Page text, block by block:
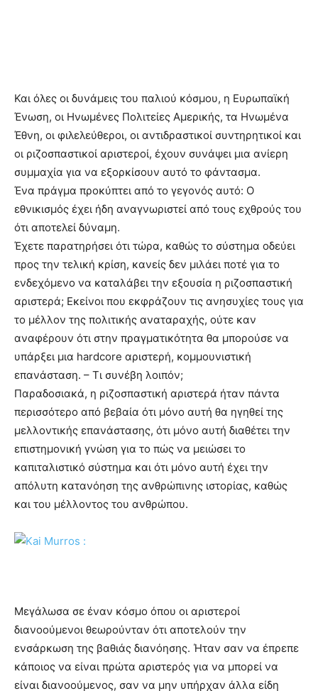
Και όλες οι δυνάμεις του παλιού κόσμου, η Ευρωπαϊκή
Ένωση, οι Ηνωμένες Πολιτείες Αμερικής, τα Ηνωμένα
Έθνη, οι φιλελεύθεροι, οι αντιδραστικοί συντηρητικοί και
οι ριζοσπαστικοί αριστεροί, έχουν συνάψει μια ανίερη
συμμαχία για να εξορκίσουν αυτό το φάντασμα.
Ένα πράγμα προκύπτει από το γεγονός αυτό: Ο
εθνικισμός έχει ήδη αναγνωριστεί από τους εχθρούς του
ότι αποτελεί δύναμη.
Έχετε παρατηρήσει ότι τώρα, καθώς το σύστημα οδεύει
προς την τελική κρίση, κανείς δεν μιλάει ποτέ για το
ενδεχόμενο να καταλάβει την εξουσία η ριζοσπαστική
αριστερά; Εκείνοι που εκφράζουν τις ανησυχίες τους για
το μέλλον της πολιτικής αναταραχής, ούτε καν
αναφέρουν ότι στην πραγματικότητα θα μπορούσε να
υπάρξει μια hardcore αριστερή, κομμουνιστική
επανάσταση. – Τι συνέβη λοιπόν;
Παραδοσιακά, η ριζοσπαστική αριστερά ήταν πάντα
περισσότερο από βεβαία ότι μόνο αυτή θα ηγηθεί της
μελλοντικής επανάστασης, ότι μόνο αυτή διαθέτει την
επιστημονική γνώση για το πώς να μειώσει το
καπιταλιστικό σύστημα και ότι μόνο αυτή έχει την
απόλυτη κατανόηση της ανθρώπινης ιστορίας, καθώς
και του μέλλοντος του ανθρώπου.
Μεγάλωσα σε έναν κόσμο όπου οι αριστεροί
διανοούμενοι θεωρούνταν ότι αποτελούν την
ενσάρκωση της βαθιάς διανόησης. Ήταν σαν να έπρεπε
κάποιος να είναι πρώτα αριστερός για να μπορεί να
είναι διανοούμενος, σαν να μην υπήρχαν άλλα είδη